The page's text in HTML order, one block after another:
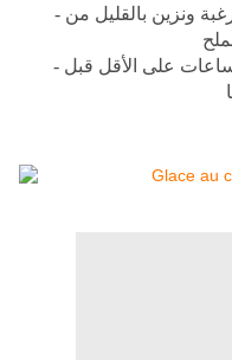
- نصب الخليط في قالب حسب الرغبة ونزين بالقليل من
- نضع الكريمة في المجمد لمدة 6 ساعات على الأقل قبل